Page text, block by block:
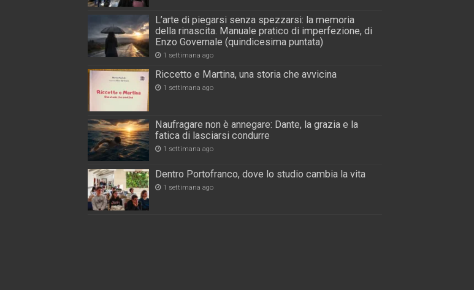
L’arte di piegarsi senza spezzarsi: la memoria
della rinascita. Manuale pratico di imperfezione, di
Enzo Governale (quindicesima puntata)
1 settimana ago
Riccetto e Martina, una storia che avvicina
1 settimana ago
Naufragare non è annegare: Dante, la grazia e la
fatica di lasciarsi condurre
1 settimana ago
Dentro Portofranco, dove lo studio cambia la vita
1 settimana ago